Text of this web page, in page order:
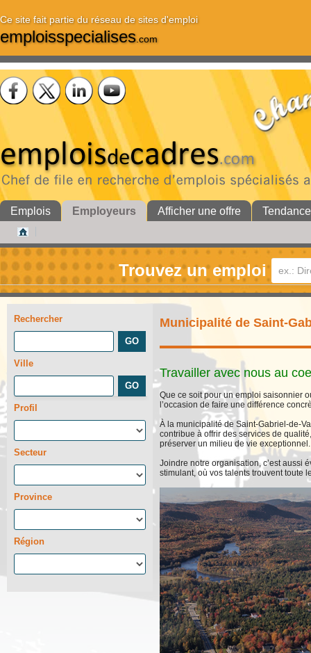
Ce site fait partie du réseau de sites d'emploi
emploisspecialises.com
Emplois Employeurs Afficher une offre
Trouvez un emploi
Rechercher
Ville
Profil
Secteur
Province
Région
Municipalité de Saint-
Travailler avec nous au
Que ce soit pour un emploi saisonnier
l’occasion de faire une différence
À la municipalité de Saint-Gabriel-de-
contribue à offrir des services de
préserver un milieu de vie exceptionnel.
Joindre notre organisation, c’est aussi
stimulant, où vos talents trouvent toute